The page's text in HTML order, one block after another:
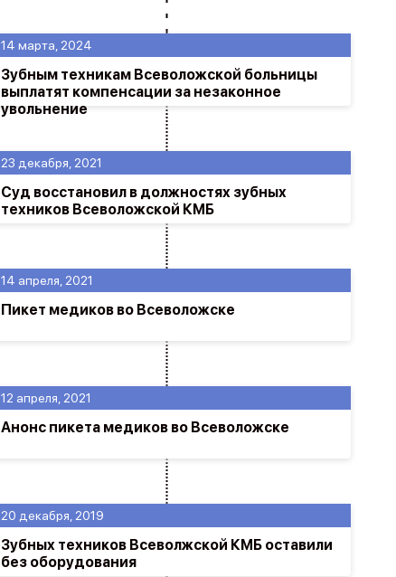
20 декабря, 2019
Зубных техников Всеволжской КМБ оставили
без оборудования
12 апреля, 2021
Анонс пикета медиков во Всеволожске
14 апреля, 2021
Пикет медиков во Всеволожске
23 декабря, 2021
Суд восстановил в должностях зубных
техников Всеволожской КМБ
14 марта, 2024
Зубным техникам Всеволожской больницы
выплатят компенсации за незаконное
увольнение